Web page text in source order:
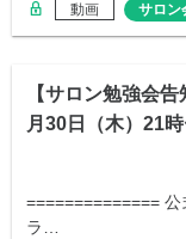
動画 サロン
【サロン勉強会
月30日（木）21
==============
ラ…